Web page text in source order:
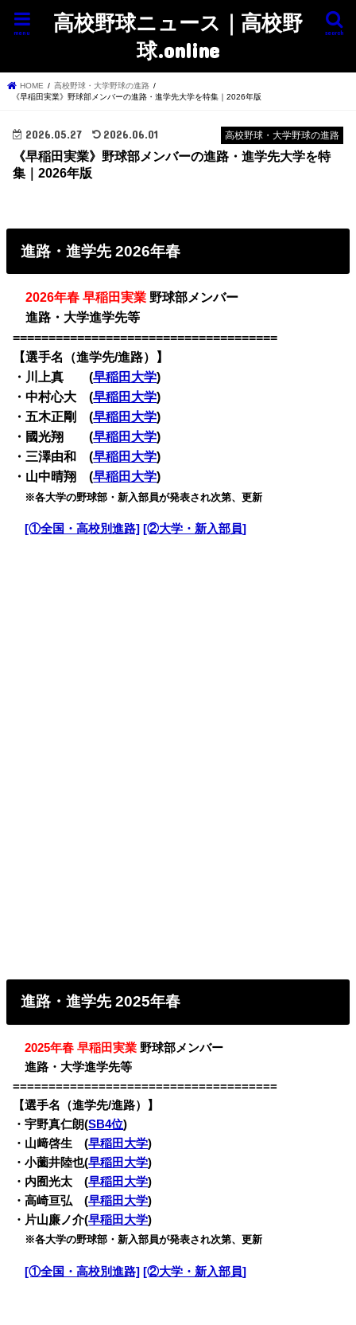
高校野球ニュース｜高校野
球.online
search
menu
HOME
高校野球・大学野球の進路
《早稲田実業》野球部メンバーの進路・進学先大学を特集｜2026年版
高校野球・大学野球の進路
2026.05.27 2026.06.01
《早稲田実業》野球部メンバーの進路・進学先大学を特
集｜2026年版
進路・進学先 2026年春
・2026年春 早稲田実業 野球部メンバー
・進路・大学進学先等
=====================================
【選手名（進学先/進路）】
・川上真 (早稲田大学)
・中村心大 (早稲田大学)
・五木正剛 (早稲田大学)
・國光翔 (早稲田大学)
・三澤由和 (早稲田大学)
・山中晴翔 (早稲田大学)
※各大学の野球部・新入部員が発表され次第、更新
[①全国・高校別進路] [②大学・新入部員]
進路・進学先 2025年春
・2025年春 早稲田実業 野球部メンバー
・進路・大学進学先等
=====================================
【選手名（進学先/進路）】
・宇野真仁朗(SB4位)
・山﨑啓生 (早稲田大学)
・小薗井陸也(早稲田大学)
・内囿光太 (早稲田大学)
・高崎亘弘 (早稲田大学)
・片山廉ノ介(早稲田大学)
※各大学の野球部・新入部員が発表され次第、更新
・[①全国・高校別進路] [②大学・新入部員]